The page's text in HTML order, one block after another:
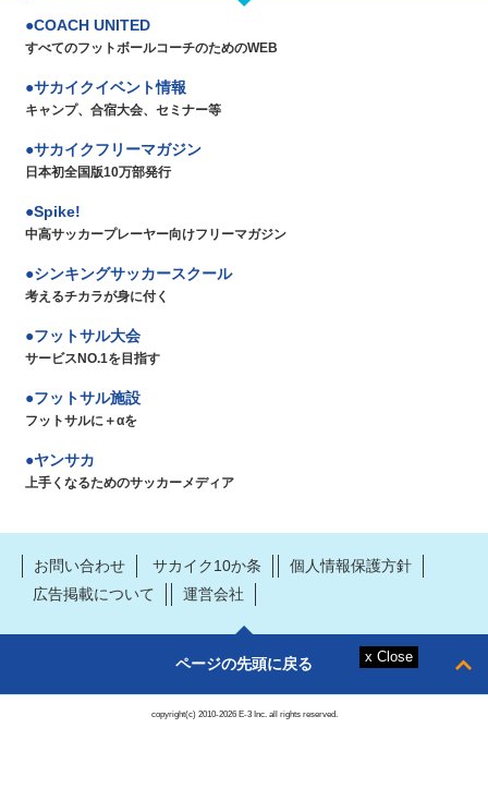
COACH UNITED
すべてのフットボールコーチのためのWEB
サカイクイベント情報
キャンプ、合宿大会、セミナー等
サカイクフリーマガジン
日本初全国版10万部発行
Spike!
中高サッカープレーヤー向けフリーマガジン
シンキングサッカースクール
考えるチカラが身に付く
フットサル大会
サービスNO.1を目指す
フットサル施設
フットサルに＋αを
ヤンサカ
上手くなるためのサッカーメディア
お問い合わせ サカイク10か条
個人情報保護方針
広告掲載について
運営会社
ページの先頭に戻る
copyright(c) 2010-2026 E-3 Inc. all rights reserved.